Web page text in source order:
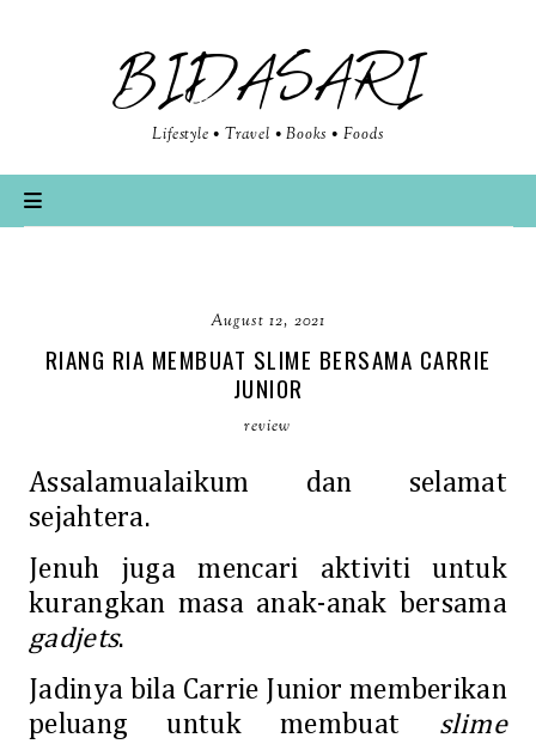
BIDASARI
Lifestyle • Travel • Books • Foods
August 12, 2021
RIANG RIA MEMBUAT SLIME BERSAMA CARRIE
JUNIOR
review
Assalamualaikum dan selamat
sejahtera.
Jenuh juga mencari aktiviti untuk
kurangkan masa anak-anak bersama
gadjets.
Jadinya bila Carrie Junior memberikan
peluang untuk membuat slime